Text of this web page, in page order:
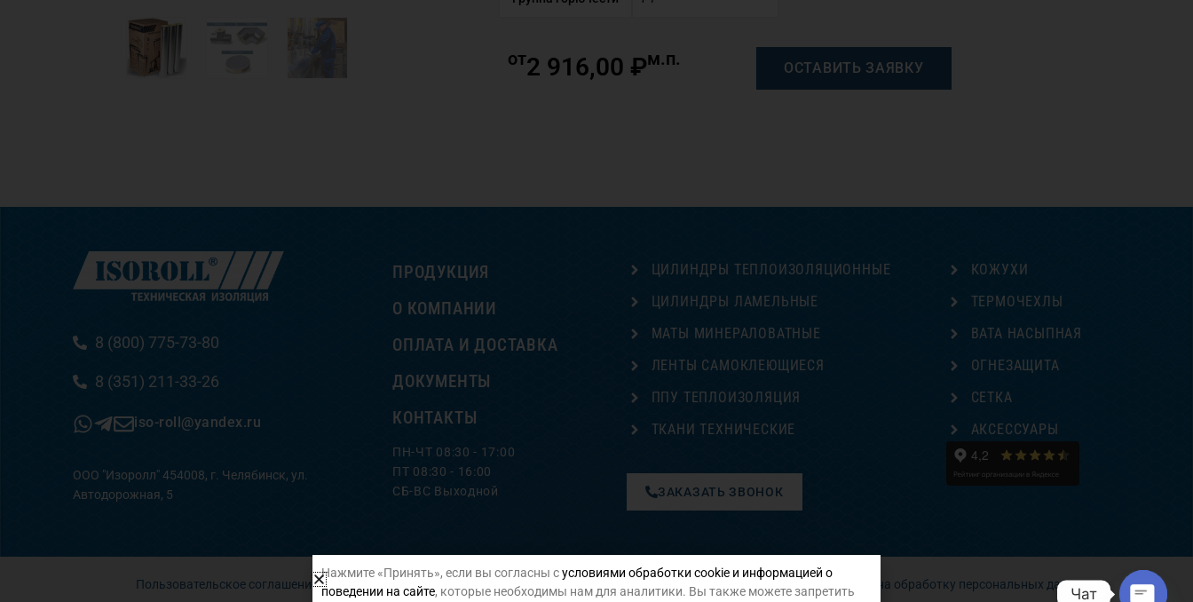
от2 916,00 ₽м.п. ОСТАВИТЬ ЗАЯВКУ
8 (800) 775-73-80
8 (351) 211-33-26
iso-roll@yandex.ru
ООО "Изоролл" 454008, г. Челябинск, ул.
Автодорожная, 5
ПРОДУКЦИЯ
О КОМПАНИИ
ОПЛАТА И ДОСТАВКА
ДОКУМЕНТЫ
КОНТАКТЫ
ПН-ЧТ 08:30 - 17:00
ПТ 08:30 - 16:00
СБ-ВС Выходной
ЦИЛИНДРЫ ТЕПЛОИЗОЛЯЦИОННЫЕ
ЦИЛИНДРЫ ЛАМЕЛЬНЫЕ
МАТЫ МИНЕРАЛОВАТНЫЕ
ЛЕНТЫ САМОКЛЕЮЩИЕСЯ
ППУ ТЕПЛОИЗОЛЯЦИЯ
ТКАНИ ТЕХНИЧЕСКИЕ
ЗАКАЗАТЬ ЗВОНОК
КОЖУХИ
ТЕРМОЧЕХЛЫ
ВАТА НАСЫПНАЯ
ОГНЕЗАЩИТА
СЕТКА
АКСЕССУАРЫ
Пользовательское соглашение Политика конфиденциальности Согласие на обработку персональных данных
Чат
Нажмите «Принять», если вы согласны сусловиями обработки cookie и информацией о
поведении на сайте, которые необходимы нам для аналитики. Вы также можете запретить